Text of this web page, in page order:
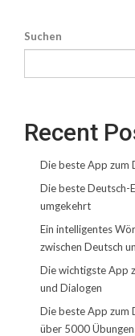
Suchen
Recent
Die beste App zum
Die beste Deutsch-
umgekehrt
Ein intelligentes
zwischen Deutsch
Die wichtigste App
und Dialogen
Die beste App zum
über 5000 Übungen